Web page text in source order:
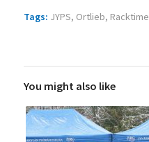
Tags: JYPS, Ortlieb, Racktime
You might also like